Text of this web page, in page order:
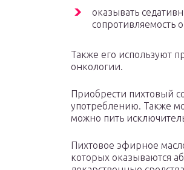
оказывать
сопротивляемость
Также его используют
онкологии.
Приобрести пихтовый
употреблению. Также
можно пить
Пихтовое эфирное
которых оказываются